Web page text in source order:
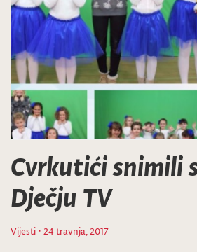
Cvrkutići snimili
Dječju TV
Vijesti · 24 travnja, 2017